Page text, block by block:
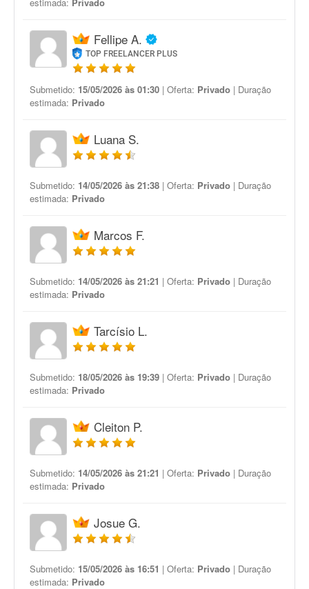
Fellipe A.
TOP FREELANCER PLUS
Submetido: 15/05/2026 às 01:30 | Oferta: Privado | Duração
estimada: Privado
Luana S.
Submetido: 14/05/2026 às 21:38 | Oferta: Privado | Duração
estimada: Privado
Marcos F.
Submetido: 14/05/2026 às 21:21 | Oferta: Privado | Duração
estimada: Privado
Tarcísio L.
Submetido: 18/05/2026 às 19:39 | Oferta: Privado | Duração
estimada: Privado
Cleiton P.
Submetido: 14/05/2026 às 21:21 | Oferta: Privado | Duração
estimada: Privado
Josue G.
Submetido: 15/05/2026 às 16:51 | Oferta: Privado | Duração
estimada: Privado